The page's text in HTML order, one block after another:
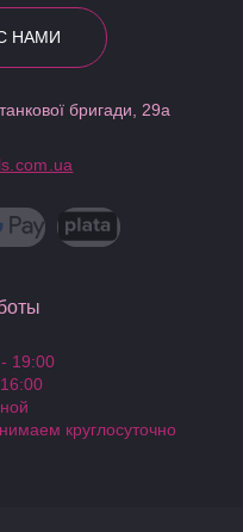
НАМИ
бригади, 29а
19:00
круглосуточно